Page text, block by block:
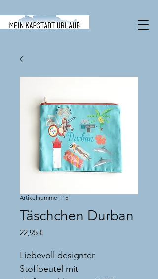
Artikelnummer: 15
Täschchen Durban
22,95 €
Liebevoll designter
Stoffbeutel mit